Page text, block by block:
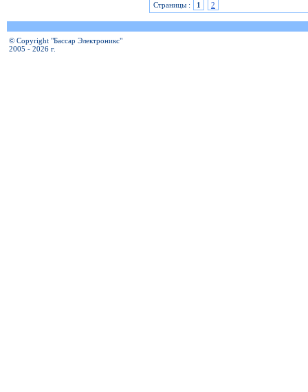
Страницы :
1 2
© Copyright "Бассар Электроникс"
2005 - 2026 г.